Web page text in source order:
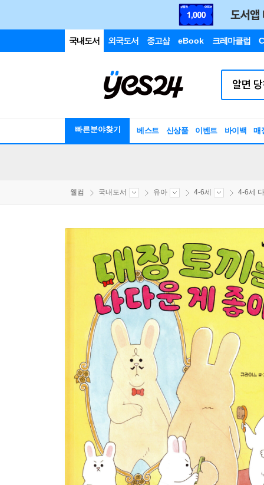
국내도서 외국도서 중고샵 eBook 크레마클럽
빠른분야찾기 베스트 신상품 이벤트 바이백 매
웰컴 국내도서 유아 4-6세 4-6세